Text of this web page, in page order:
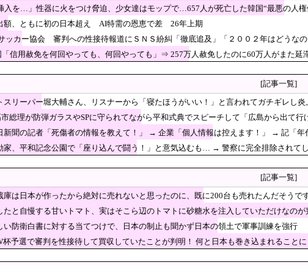
ジが墜落 [8/07]
年、ロシアを嫌悪する『偽りの呪文』を繰り返し、日本人をゾンビ化させている」と主張
中立は不可能」中国に覚悟表明
の日本超え AI特需の恩恵で差 26年上期
員の圧力から職員守る」 不当要求防止の条例策定へ
のやりとり、「地獄すぎて完全にコントになってる……
費税を0％にできません！」 → X民「指定ゴミ袋を買ってレシート見たら
ｗｗｗｗ
ったから絶対に売れないと思ったのに、既に200台も売れたんだそうで
ト・SNS情報」反ワクチン情報を信じる人の60％以上はワクチンを接種-東大と東北大が3万
急落、サーキットブレーカー発動」と話題に
者、遺族への取材に怒り「極めて強い不満、苦情が寄せられた」 [8/7]
入を…」性器に火をつけ脅迫、少女達はモップで…657人が死亡した韓国“最悪の人
額、ともに初の日本超え AI特需の恩恵で差 26年上期
ッカー協会 審判への性接待報道にＳＮＳ紛糾「徹底追及」「２００２年はどうなの
「信用赦免を何回やっても、何回やっても」⇒ 257万人赦免したのに60万人がまた延
[記事一覧]
スリーパー堀大輔さん、リスナーから「寝たほうがいい！」と言われてガチギレし
ｗｗｗｗｗｗｗｗｗ
市総理が防弾ガラスやSPに守られてながら平和式典でスピーチして「広島から出て
み殺到 ………
新聞の記者「死傷者の情報を教えて！」 → 企業「個人情報は控えます！」 → 記「
教えてよ？」
家、平和記念公園で「座り込んで闘う！」と意気込むも… → 警察に完全排除され
[記事一覧]
庫は日本が作ったから絶対に売れないと思ったのに、既に200台も売れたんだそうで
たと自慢する甘いトマト、実はそこら辺のトマトに砂糖水を注入していただけなの
い防衛白書に対する当てつけで、日本の制止も聞かず日本の領土で軍事訓練を強行
杯予選で審判を性接待して買収していたことが判明！ 何と日本も巻き込まれることに